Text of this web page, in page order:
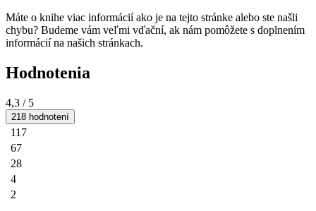
Máte o knihe viac informácií ako je na tejto stránke alebo ste našli
chybu? Budeme vám veľmi vďační, ak nám pomôžete s doplnením
informácií na našich stránkach.
Hodnotenia
4,3 / 5
218 hodnotení
117
67
28
4
2